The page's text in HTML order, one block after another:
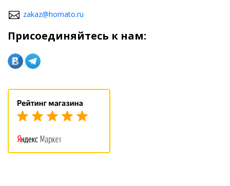
zakaz@homato.ru
Присоединяйтесь к нам: